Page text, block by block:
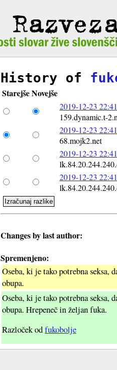
History of
StarejšeNovejše
2019-12-23
159.dynamic.t-
2019-12-23
68.mojk2.net
2019-12-23
2019-12-23
Changes by last author:
Spremenjeno:
Oseba, ki je tako potrebna seksa,
obupa.
Oseba, ki je tako potrebna seksa,
obupa. Hrepeneč in željan fuka.
Razloček odfukobolje